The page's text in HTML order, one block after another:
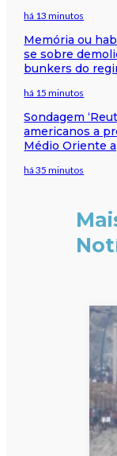
há 13 minutos
Memória ou
se sobre
bunkers do
há 15 minutos
Sondagem
americanos a
Médio Oriente
há 35 minutos